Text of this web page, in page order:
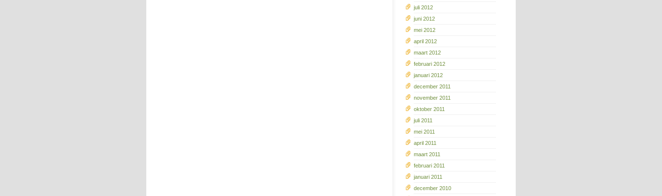
juli 2012
juni 2012
mei 2012
april 2012
maart 2012
februari 2012
januari 2012
december 2011
november 2011
oktober 2011
juli 2011
mei 2011
april 2011
maart 2011
februari 2011
januari 2011
december 2010